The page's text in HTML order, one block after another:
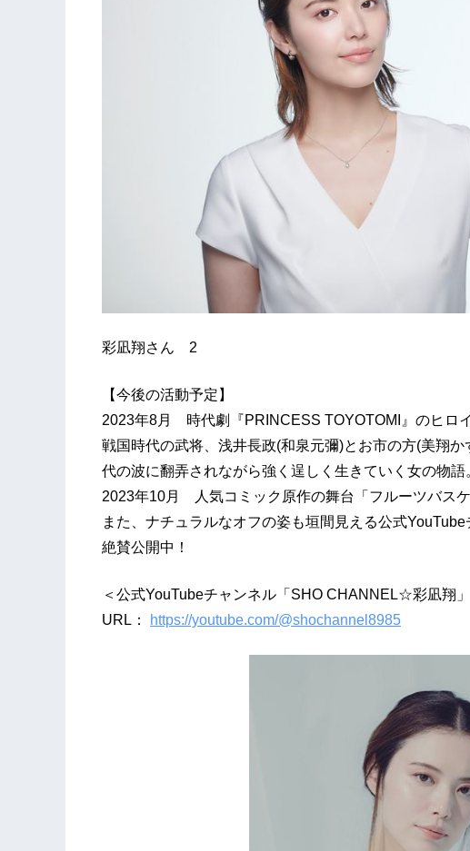
彩凪翔さん 2
【今後の活動予定】
2023年8月 時代劇『PRINCESS TOYOTOMI』のヒロ
戦国時代の武将、浅井長政(和泉元彌)とお市の方(美翔
代の波に翻弄されながら強く逞しく生きていく女の物語
2023年10月 人気コミック原作の舞台「フルーツバスケ
また、ナチュラルなオフの姿も垣間見える公式
絶賛公開中！
＜公式YouTubeチャンネル「SHO CHANNEL☆彩凪翔」
URL：
https://youtube.com/@shochannel8985